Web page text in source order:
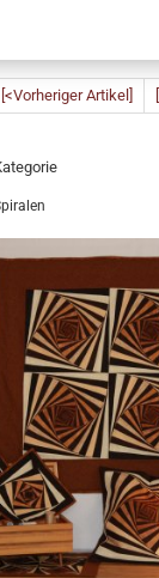
[<Vorheriger Artikel]